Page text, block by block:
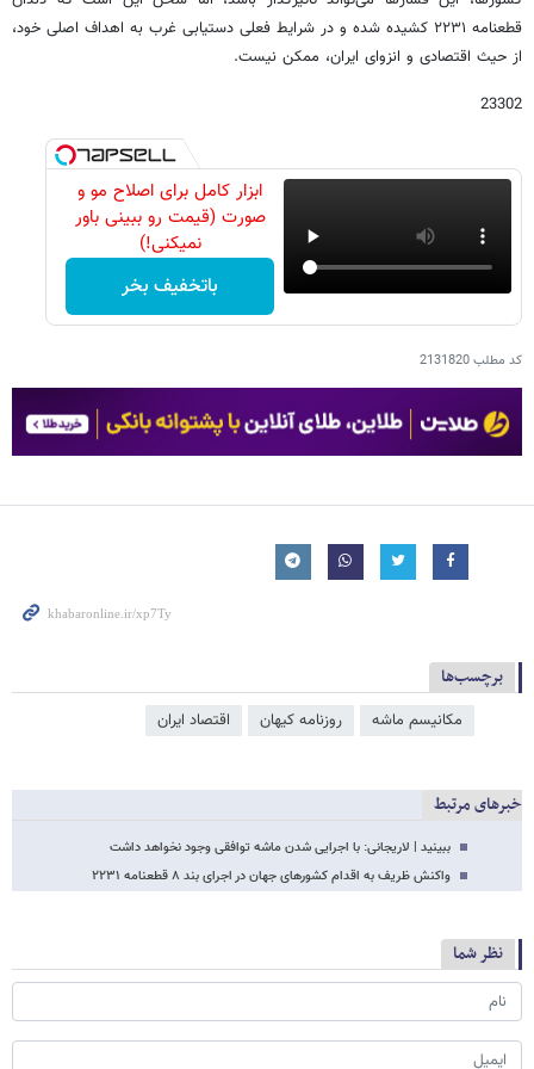
قطعنامه ۲۲۳۱ کشیده شده و در شرایط فعلی دستیابی غرب به اهداف اصلی خود،
از حیث اقتصادی و انزوای ایران، ممکن نیست.
23302
ابزار کامل برای اصلاح مو و
صورت (قیمت رو ببینی باور
نمیکنی!)
باتخفیف بخر
کد مطلب2131820
برچسب‌ها
مکانیسم ماشه روزنامه کیهان اقتصاد ایران
خبرهای مرتبط
ببینید | لاریجانی: با اجرایی شدن ماشه توافقی وجود نخواهد داشت
واکنش ظریف به اقدام کشورهای جهان در اجرای بند ٨ قطعنامه ٢٢٣١
نظر شما